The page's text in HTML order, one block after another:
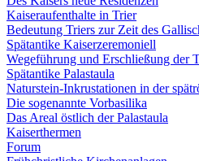
Kaiseraufenthalte in Trier
Bedeutung Triers zur Zeit des
Spätantike Kaiserzeremoniell
Wegeführung und Erschließung der
Spätantike Palastaula
Naturstein-Inkrustationen in der
Die sogenannte Vorbasilika
Das Areal östlich der Palastaula
Kaiserthermen
Forum